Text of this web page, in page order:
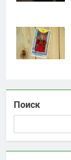
Поиск